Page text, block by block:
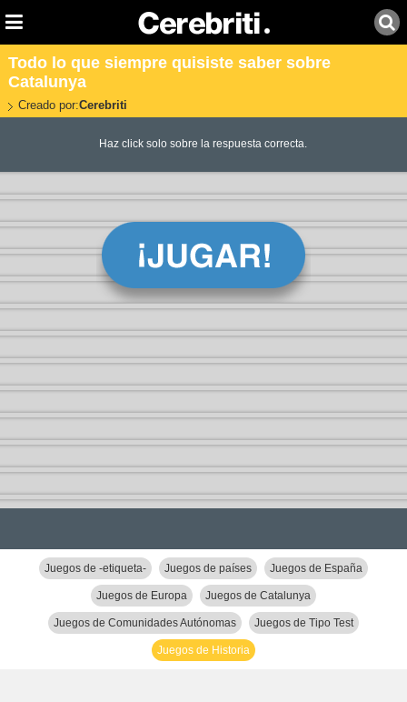
Todo lo que siempre quisiste saber sobre
Catalunya
Creado por:Cerebriti
Haz click solo sobre la respuesta correcta.
Juegos de -etiqueta- Juegos de países Juegos de España
Juegos de Europa Juegos de Catalunya
Juegos de Comunidades Autónomas Juegos de Tipo Test
Juegos de Historia